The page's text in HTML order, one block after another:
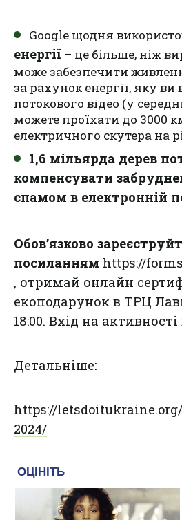
Google щодня
енергії – це більше, ніж
може забезпечити
за рахунок енергії, яку
потокового відео (у
можете проїхати до 3000
електричного скутера на
1,6 мільярда дерев
компенсувати
спамом в електронній
Обов’язково
посиланням https://
, отримай онлайн
екоподарунок в ТРЦ
18:00. Вхід на
Детальніше:
https://
2024/